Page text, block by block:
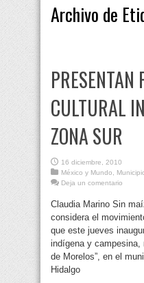
Archivo de
PRESENTAN
CULTURAL
ZONA SUR
16 diciembre, 2010
México y Mundo,
Deja un comentario
Claudia Marino Sin
considera el
que este jueves
indígena y campesina,
de Morelos”, en el
Hidalgo